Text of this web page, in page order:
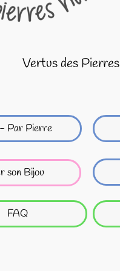
Vertus des Pierres
Par Pierre
son Bijou
FAQ